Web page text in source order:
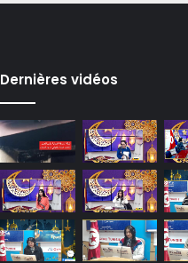
Dernières vidéos